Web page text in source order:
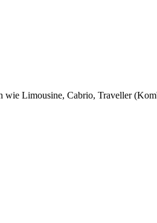
wie Limousine, Cabrio, Traveller